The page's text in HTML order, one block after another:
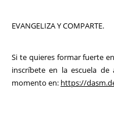
EVANGELIZA Y COMPARTE.
Si te quieres formar fuerte
inscríbete en la escuela
momento en: https://